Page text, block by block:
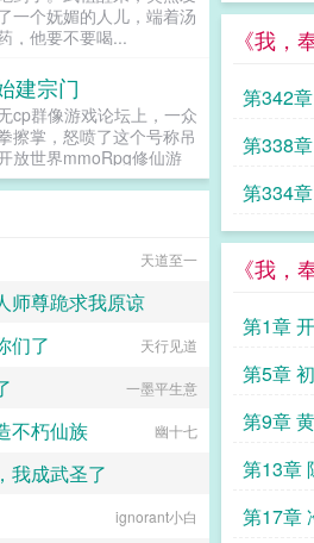
《我
第342
在国內
第338
的是手
第334
意要做
《我，
第1章
滩大佬
第5章
发力渡
第9章
队长手
第13章
野黄埔
第17章
未知。病时间未知。传染
疗方法无。病患危险程度
报其行踪，我们将第一时
将其击毙保证群众安全，
功者，我们颁五金币以资
第二天，秩序局门口多出
勇的失序者。里亚克尔查
名举报我自己，申请批
是你！你非得每天来这里
吗！！？...
一个妩媚的人儿，端着汤
，他要不要喝...
建宗门
cp群像游戏论坛上，一众
擦掌，怒喷了这个号称吊
放世界mmoRpg修仙游
日，哪知开服一看三厂和
真特么是弟弟！那波澜壮
地，海内十洲海外三岛，
头晕目眩的地图。瑰丽的
，神仙鬼怪异兽妖魔还有一
仙宗门师父师父，咱们宗
多？重开二周目的方羡鱼
划掉）玩家，心满意足，
实时在线人数5oo万，迷
修仙宗门？书友群
玩哦）...
天道至一
师尊跪求我原谅
苗苗这小妞儿
们了 天行见道
一墨平生意
不朽仙族 幽十七
我成武圣了
夜阑我听风吹雨
ignorant小白